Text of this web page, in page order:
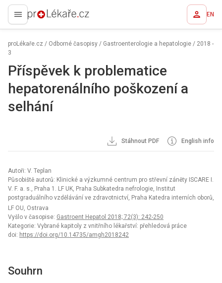
proLékaře.cz EN
proLékaře.cz / Odborné časopisy / Gastroenterologie a hepatologie / 2018 -
3
Příspěvek k problematice
hepatorenálního poškození a
selhání
Stáhnout PDF English info
Autoři: V. Teplan
Působiště autorů: Klinické a výzkumné centrum pro střevní záněty ISCARE I.
V. F. a. s., Praha 1. LF UK, Praha Subkatedra nefrologie, Institut
postgraduálního vzdělávání ve zdravotnictví, Praha Katedra interních oborů,
LF OU, Ostrava
Vyšlo v časopise: Gastroent Hepatol 2018; 72(3): 242-250
Kategorie: Vybrané kapitoly z vnitřního lékařství: přehledová práce
doi: https://doi.org/10.14735/amgh2018242
Souhrn